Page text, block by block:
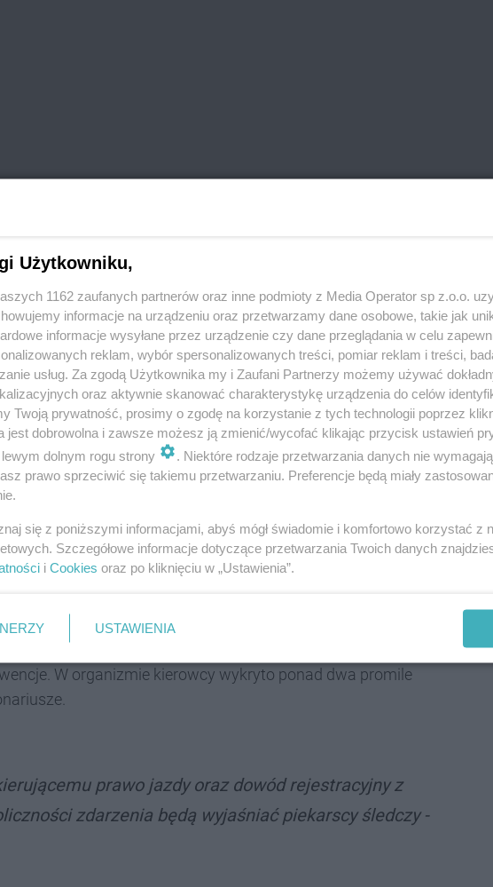
REKLAMA
Śląskich
kierowcy, którzy wsiadają za kierownicę będąc pod wpływem
doszło wczoraj, 2 marca. 36-latek jechał swoim motocyklem
z ulicą Czołgistów mężczyzna stracił panowanie nad
bez szpitala, gdzie piekarzanin trafił na dalsze badania. To
W organizmie kierowcy wykryto ponad dwa promile
prawo jazdy oraz dowód rejestracyjny z
zdarzenia będą wyjaśniać piekarscy śledczy -
Użytkowniku,
1162 zaufanych partnerów oraz inne podmioty z Media Operator sp z.o.o.
informacje na urządzeniu oraz przetwarzamy dane osobowe, takie jak
informacje wysyłane przez urządzenie czy dane przeglądania w celu
reklam, wybór spersonalizowanych treści, pomiar reklam i treści,
usług. Za zgodą Użytkownika my i Zaufani Partnerzy możemy używać
oraz aktywnie skanować charakterystykę urządzenia do celów
Twoją prywatność, prosimy o zgodę na korzystanie z tych technologii poprzez
jest dobrowolna i zawsze możesz ją zmienić/wycofać klikając przycisk ustawień
dolnym rogu strony
. Niektóre rodzaje przetwarzania danych nie
prawo sprzeciwić się takiemu przetwarzaniu. Preferencje będą miały
się z poniższymi informacjami, abyś mógł świadomie i komfortowo korzystać z
Szczegółowe informacje dotyczące przetwarzania Twoich danych
i Cookies oraz po kliknięciu w „Ustawienia”.
USTAWIENIA